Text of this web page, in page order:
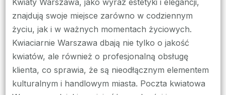
znajdują swoje miejsce zarówno w codziennym
życiu, jak i w ważnych momentach życiowych.
Kwiaciarnie Warszawa dbają nie tylko o jakość
kwiatów, ale również o profesjonalną obsługę
klienta, co sprawia, że są nieodłącznym elementem
kulturalnym i handlowym miasta. Poczta kwiatowa